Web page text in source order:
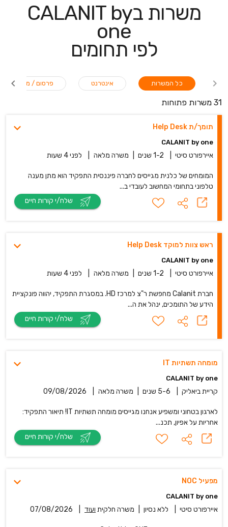
משרות בCALANIT by
one
לפי תחומים
פרסום / מדיה / אינטרנט כל המשרות
31 משרות פתוחות
תומך/ת Help Desk
CALANIT by one
איירפורט סיטי 1-2 שנים משרה מלאה לפני 4 שעות
המומחים של כלנית מגייסים לחברה פיננסית התפקיד הוא מתן מענה
טלפוני בתחומי המחשוב לעובדי ב...
ראש צוות למוקד Help Desk
CALANIT by one
איירפורט סיטי 1-2 שנים משרה מלאה לפני 4 שעות
חברת Calanit מחפשת ר"צ למרכז HD. במסגרת התפקיד, יהווה פונקציית
הידע של התומכים, ינהל את ה...
מומחה תשתיות IT
CALANIT by one
קריית ביאליק 5-6 שנים משרה מלאה 09/08/2026
לארגון בטחוני ומשפיע אנחנו מגייסים מומחה תשתיות IT! תיאור התפקיד:
אחריות על אפיון, תכנ...
מפעיל NOC
CALANIT by one
איירפורט סיטי ללא נסיון משרה חלקית ועוד 07/08/2026